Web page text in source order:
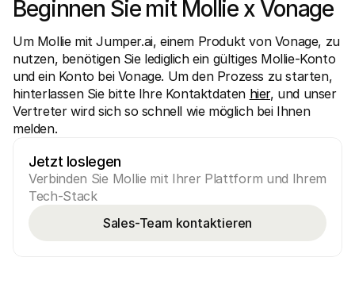
Beginnen Sie mit Mollie x Vonage
Um Mollie mit Jumper.ai, einem Produkt von Vonage, zu
nutzen, benötigen Sie lediglich ein gültiges Mollie-Konto
und ein Konto bei Vonage. Um den Prozess zu starten,
hinterlassen Sie bitte Ihre Kontaktdaten hier, und unser
Vertreter wird sich so schnell wie möglich bei Ihnen
melden.
Jetzt loslegen
Verbinden Sie Mollie mit Ihrer Plattform und Ihrem
Tech-Stack
Sales-Team kontaktieren